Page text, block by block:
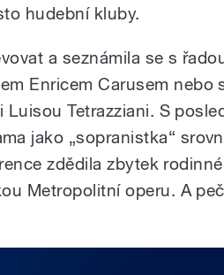
hudební kluby.
a seznámila se s
Enricem Carusem nebo
Tetrazziani. S
jako „sopranistka“
zdědila zbytek
Metropolitní operu. A